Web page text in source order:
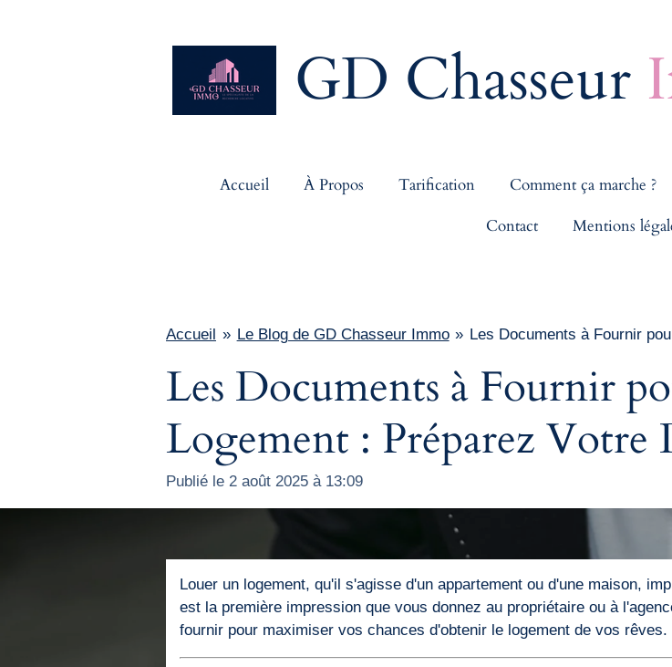
GD Chasseur
Accueil À Propos Tarification Comment ça marche ?
Contact
Mentions
Accueil » Le Blog de GD Chasseur Immo » Les Documents à Fournir
Les Documents à Fournir
Logement : Préparez Votre
Publié le 2 août 2025 à 13:09
Louer un logement, qu'il s'agisse d'un appartement ou d'une maison,
est la première impression que vous donnez au propriétaire ou à
fournir pour maximiser vos chances d'obtenir le logement de vos rêves.